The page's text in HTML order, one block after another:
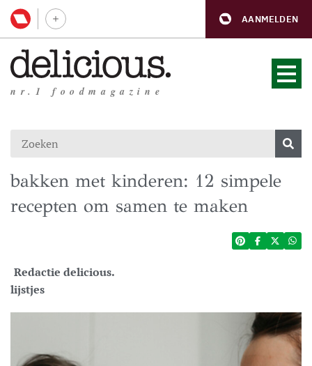
AANMELDEN
nr.1 foodmagazine
bakken met kinderen: 12 simpele
recepten om samen te maken
Redactie delicious.
lijstjes